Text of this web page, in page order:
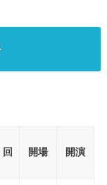
回 開場 開演